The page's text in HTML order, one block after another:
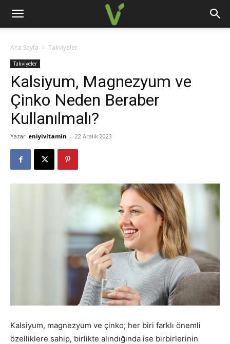
Ana Sayfa Takviyeler
Takviyeler
Kalsiyum, Magnezyum ve
Çinko Neden Beraber
Kullanılmalı?
Yazar eniyivitamin - 22 Aralık 2023
Kalsiyum, magnezyum ve çinko; her biri farklı önemli
özelliklere sahip, birlikte alındığında ise birbirlerinin